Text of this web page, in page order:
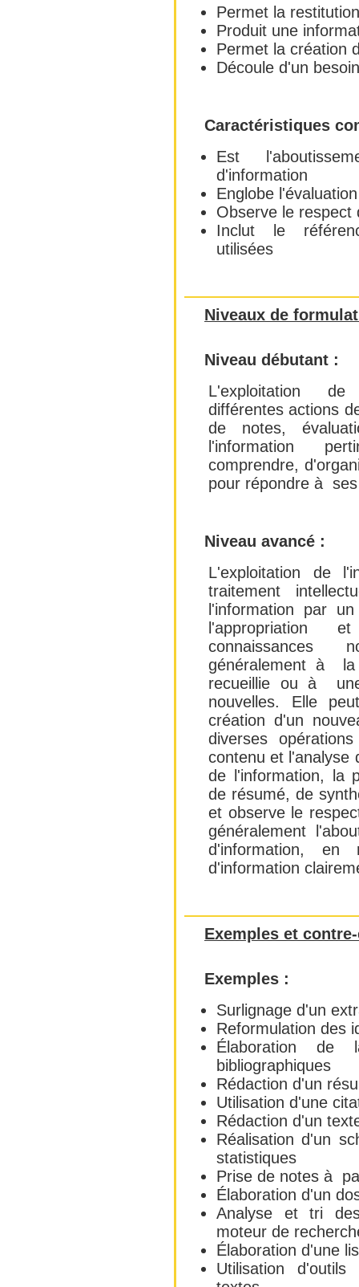
Permet la
Produit une
Permet la création
Découle d'un
Caractéristiques
Est
d'information
Englobe
Observe le respect
Inclut le
utilisées
Niveaux de
Niveau débutant :
L'exploitation de
différentes actions
de notes,
l'information
comprendre,
pour répondre à
Niveau avancé :
L'exploitation de
traitement
l'information par
l'appropriation
connaissances
généralement à la
recueillie ou à
nouvelles. Elle
création d'un
diverses
contenu et l'analyse
de l'information, la
de résumé, de
et observe le
généralement
d'information,
d'information
Exemples et
Exemples :
Surlignage d'un
Reformulation des
Élaboration de
bibliographiques
Rédaction d'un
Utilisation d'une
Rédaction d'un
Réalisation d'un
statistiques
Prise de notes à
Élaboration d'un
Analyse et tri
moteur de
Élaboration d'une
Utilisation d'outils